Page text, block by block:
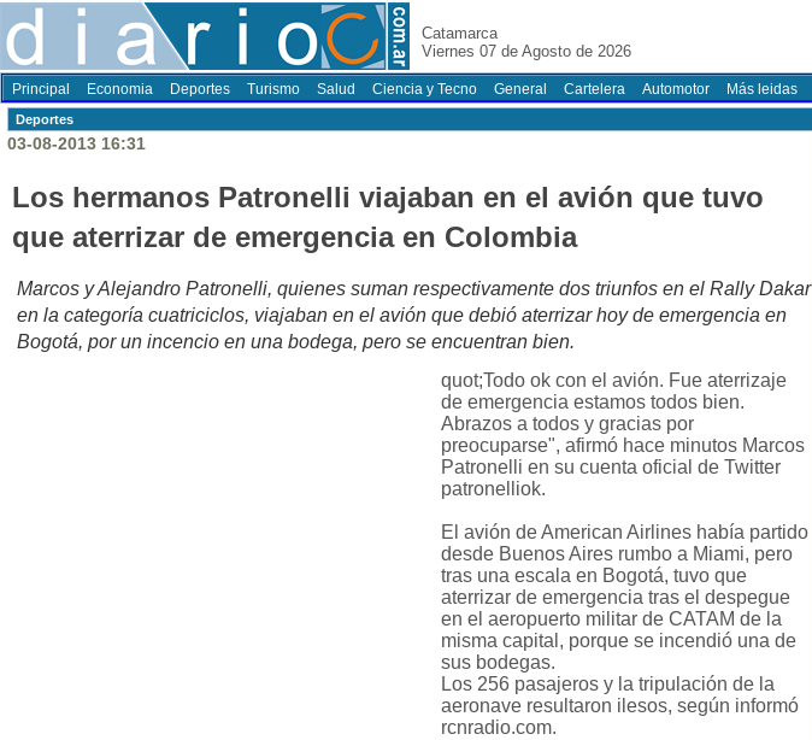
Catamarca
Viernes 07 de Agosto de 2026
Principal Economia Deportes Turismo Salud Ciencia y Tecno General Cartelera Automotor Más leidas
Deportes
03-08-2013 16:31
Los hermanos Patronelli viajaban en el avión que tuvo
que aterrizar de emergencia en Colombia
Marcos y Alejandro Patronelli, quienes suman respectivamente dos triunfos en el Rally Dakar
en la categoría cuatriciclos, viajaban en el avión que debió aterrizar hoy de emergencia en
Bogotá, por un incencio en una bodega, pero se encuentran bien.
quot;Todo ok con el avión. Fue aterrizaje
de emergencia estamos todos bien.
Abrazos a todos y gracias por
preocuparse", afirmó hace minutos Marcos
Patronelli en su cuenta oficial de Twitter
patronelliok.
El avión de American Airlines había partido
desde Buenos Aires rumbo a Miami, pero
tras una escala en Bogotá, tuvo que
aterrizar de emergencia tras el despegue
en el aeropuerto militar de CATAM de la
misma capital, porque se incendió una de
sus bodegas.
Los 256 pasajeros y la tripulación de la
aeronave resultaron ilesos, según informó
rcnradio.com.